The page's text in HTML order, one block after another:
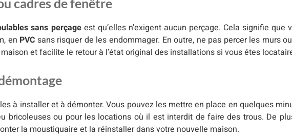
cadres de fenêtre
sans perçageest qu’elles n’exigent aucun perçage. Cela signifie que
en PVC sans risquer de les endommager. En outre, ne pas percer les murs
et facilite le retour à l’état original des installations si vous êtes
à installer et à démonter. Vous pouvez les mettre en place en quelques
bricoleuses ou pour les locations où il est interdit de faire des trous. De
la moustiquaire et la réinstaller dans votre nouvelle maison.